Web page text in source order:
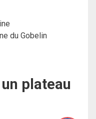
du Gobelin
plateau